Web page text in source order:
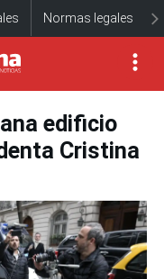
Normas legales
edificio
Cristina